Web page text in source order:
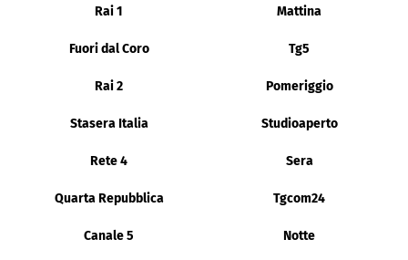
Rai 1 Mattina
Fuori dal Coro Tg5
Rai 2 Pomeriggio
Stasera Italia Studioaperto
Rete 4 Sera
Quarta Repubblica Tgcom24
Canale 5 Notte